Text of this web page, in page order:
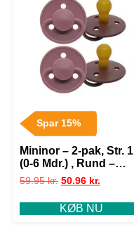
Spar 15%
Mininor – 2-pak, Str. 1
(0-6 Mdr.) , Rund –
Latex
59.95kr. 50.96 kr.
KØB NU